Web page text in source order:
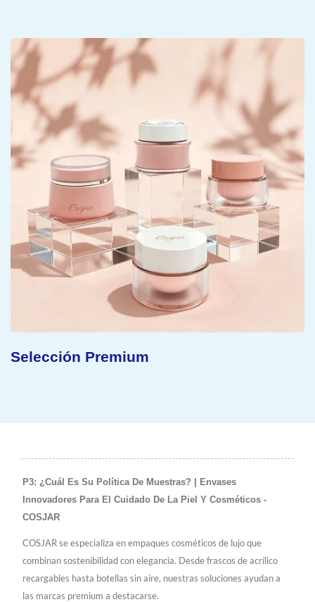
Selección Premium
P3: ¿Cuál Es Su Política De Muestras? | Envases
Innovadores Para El Cuidado De La Piel Y Cosméticos -
COSJAR
COSJAR se especializa en empaques cosméticos de lujo que
combinan sostenibilidad con elegancia. Desde frascos de acrílico
recargables hasta botellas sin aire, nuestras soluciones ayudan a
las marcas premium a destacarse.